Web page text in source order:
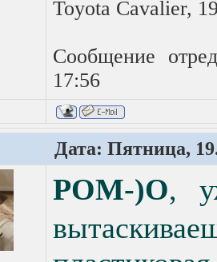
Toyota Cavalier,
Сообщение
17:56
Дата: Пятница,
POM-)O,